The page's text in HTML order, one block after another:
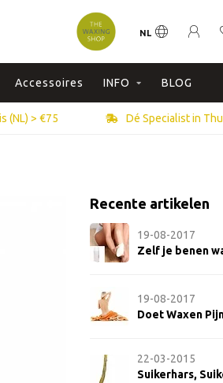
NL
Accessoires INFO BLOG
(NL) > €75 Dé Specialist in
Recente artikelen
19-08-2017
Zelf je benen
19-08-2017
Doet Waxen
22-03-2015
Suikerhars,